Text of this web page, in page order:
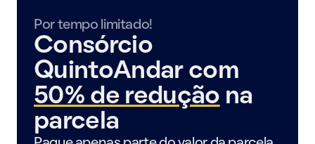
Por tempo limitado!
Consórcio
QuintoAndar com
50% de redução na
parcela